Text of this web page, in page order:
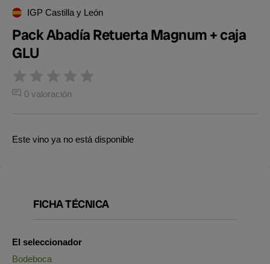
IGP Castilla y León
Pack Abadía Retuerta Magnum + caja
GLU
0 valoración
Este vino ya no está disponible
FICHA TÉCNICA
El seleccionador
Bodeboca